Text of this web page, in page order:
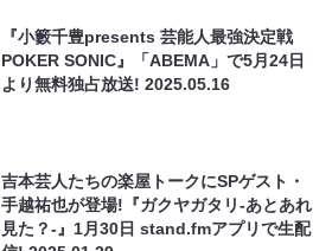
『小籔千豊presents 芸能人最強決定戦
POKER SONIC』「ABEMA」で5月24日
より無料独占放送!2025.05.16
吉本芸人たちの楽屋トークにSPゲスト・
手越祐也が登場!『ガクヤガタリ-あとあれ
見た？-』1月30日 stand.fmアプリで生配